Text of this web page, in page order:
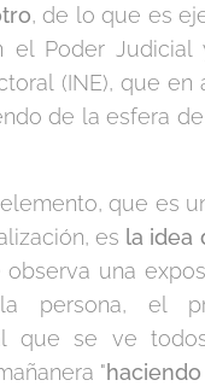
, de lo que es
el Poder
(INE), que
de la esfera
que es
es la idea
una
persona, el
que se ve
"